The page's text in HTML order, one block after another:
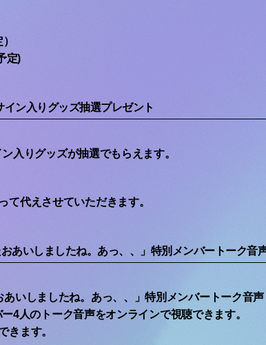
定)
イン入りグッズ抽選プレゼント
入りグッズが抽選でもらえます。
て代えさせていただきます。
あいしましたね。あっ、、」特別メンバートーク音
あいしましたね。あっ、、」特別メンバートーク音声
4人のトーク音声をオンラインで視聴できます。
きます。